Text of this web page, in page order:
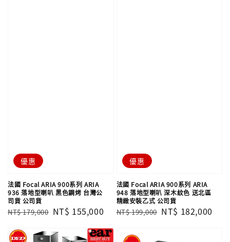
優惠
法國 Focal ARIA 900系列 ARIA
936 落地型喇叭 黑色鋼烤 台灣公
司貨 公司貨
Regular
NT$ 179,000 Sale
NT$ 155,000
優惠
法國 Focal ARIA 900系列 ARIA
948 落地型喇叭 深木紋色 送北區
精緻安裝乙式 公司貨
Regular
NT$ 199,000 Sale
NT$ 182,000